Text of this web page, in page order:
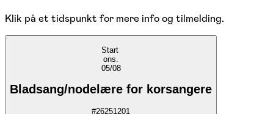
Klik på et tidspunkt for mere info og tilmelding.
Start
ons.
05/08
Bladsang/nodelære for korsangere
#26251201